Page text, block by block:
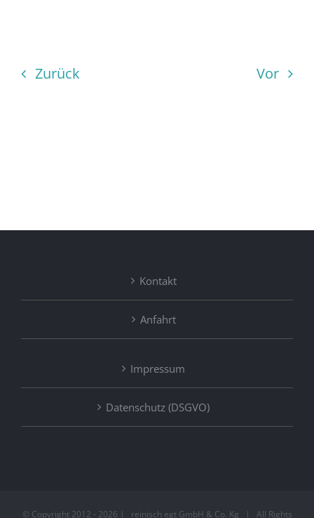
Zurück Vor
Kontakt
Anfahrt
Impressum
Datenschutz (DSGVO)
© Copyright 2012 - 2026 | reinisch egt GmbH & Co. Kg | All Rights